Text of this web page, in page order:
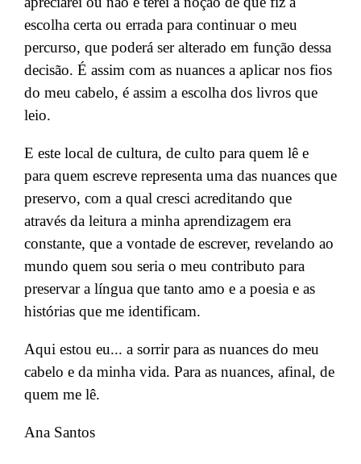
escolha certa ou errada para continuar o meu
percurso, que poderá ser alterado em função dessa
decisão. É assim com as nuances a aplicarnos fios
do meu cabelo, é assim a escolha dos livros que
leio.
E este local de cultura, de culto para quem lê e
para quem escreve representa uma das nuances que
preservo, com a qual cresci acreditando que
através da leitura a minha aprendizagem era
constante, que a vontade de escrever, revelando ao
mundo quem sou seria o meu contributo para
preservar a língua que tanto amo e a poesia e as
histórias que me identificam.
Aqui estou eu... a sorrir para as nuances do meu
cabelo e da minha vida. Para as nuances, afinal, de
quem me lê.
Ana Santos